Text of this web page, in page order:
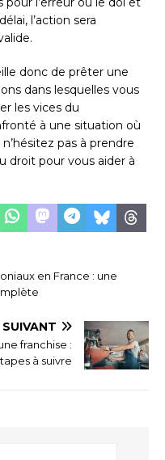
l’action sera
donc de prêter une
dans lesquelles vous
les vices du
à une situation où
pas à prendre
droit pour vous aider à
en France : une
SUIVANT
franchise :
à suivre